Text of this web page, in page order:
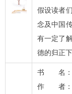
假设读者
念及中国
有一定了
德的归正
书 名：
作 者：